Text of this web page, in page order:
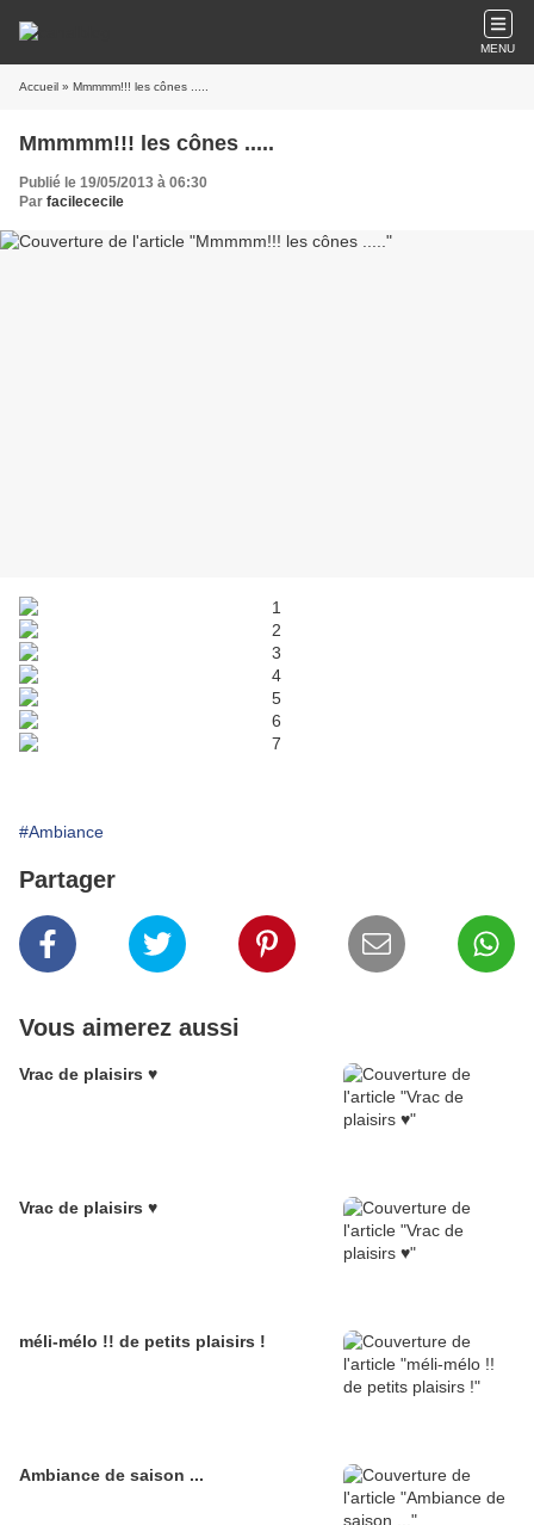
MENU
Accueil » Mmmmm!!! les cônes .....
Mmmmm!!! les cônes .....
Publié le 19/05/2013 à 06:30
Par facilececile
#Ambiance
Partager
Vous aimerez aussi
Vrac de plaisirs ♥
Vrac de plaisirs ♥
méli-mélo !! de petits plaisirs !
Ambiance de saison ...